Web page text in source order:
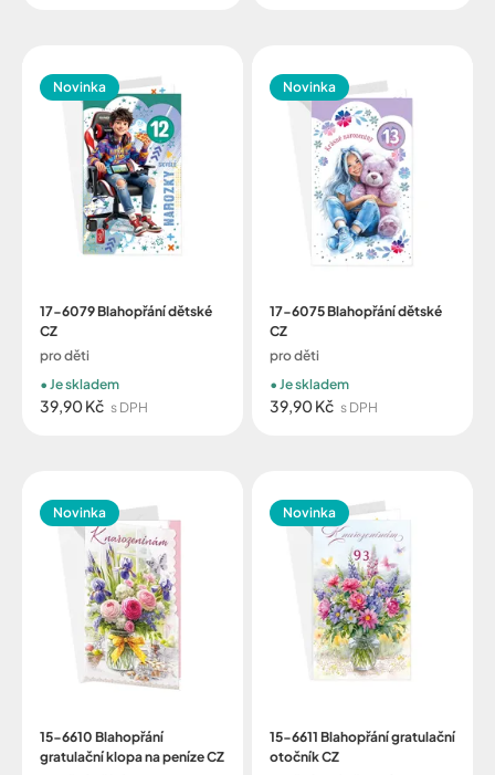
Novinka
17-6079 Blahopřání dětské
CZ
pro děti
39,90 Kč s DPH
Je skladem
Novinka
17-6075 Blahopřání dětské
CZ
pro děti
39,90 Kč s DPH
Je skladem
Novinka
15-6610 Blahopřání
gratulační klopa na peníze CZ
Novinka
15-6611 Blahopřání gratulační
otočník CZ